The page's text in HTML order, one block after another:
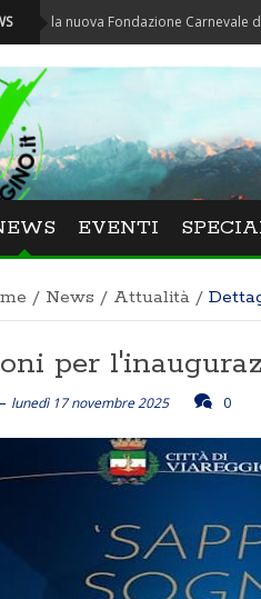
Fondazione Carnevale di Viareggio
EVENTI
/ News / Attualità /
per
lunedì 17 novembre 2025 0